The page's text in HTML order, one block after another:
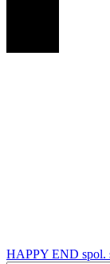
HAPPY END spol.